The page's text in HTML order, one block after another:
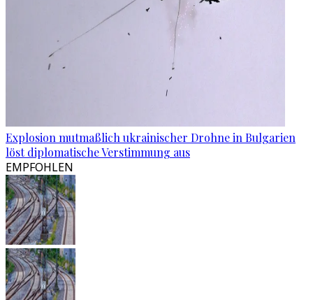
Explosion mutmaßlich ukrainischer Drohne in Bulgarien
löst diplomatische Verstimmung aus
EMPFOHLEN